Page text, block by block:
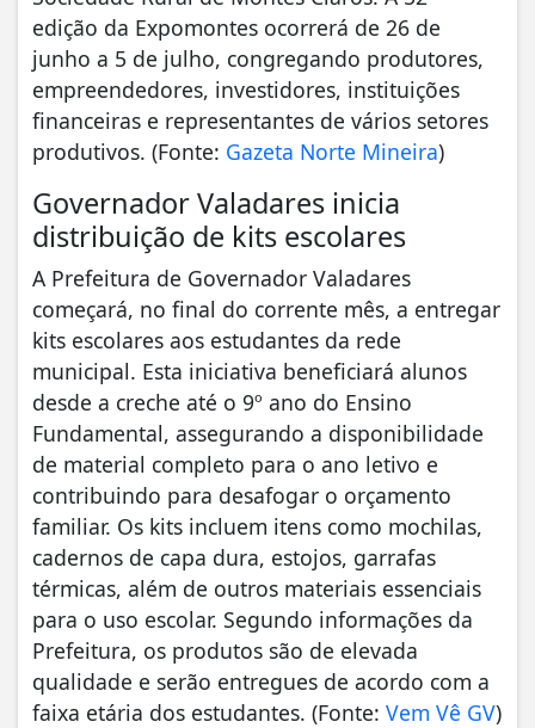
edição da Expomontes ocorrerá de 26 de
junho a 5 de julho, congregando produtores,
empreendedores, investidores, instituições
financeiras e representantes de vários setores
produtivos. (Fonte: Gazeta Norte Mineira)
Governador Valadares inicia
distribuição de kits escolares
A Prefeitura de Governador Valadares
começará, no final do corrente mês, a entregar
kits escolares aos estudantes da rede
municipal. Esta iniciativa beneficiará alunos
desde a creche até o 9º ano do Ensino
Fundamental, assegurando a disponibilidade
de material completo para o ano letivo e
contribuindo para desafogar o orçamento
familiar. Os kits incluem itens como mochilas,
cadernos de capa dura, estojos, garrafas
térmicas, além de outros materiais essenciais
para o uso escolar. Segundo informações da
Prefeitura, os produtos são de elevada
qualidade e serão entregues de acordo com a
faixa etária dos estudantes. (Fonte: Vem Vê GV)